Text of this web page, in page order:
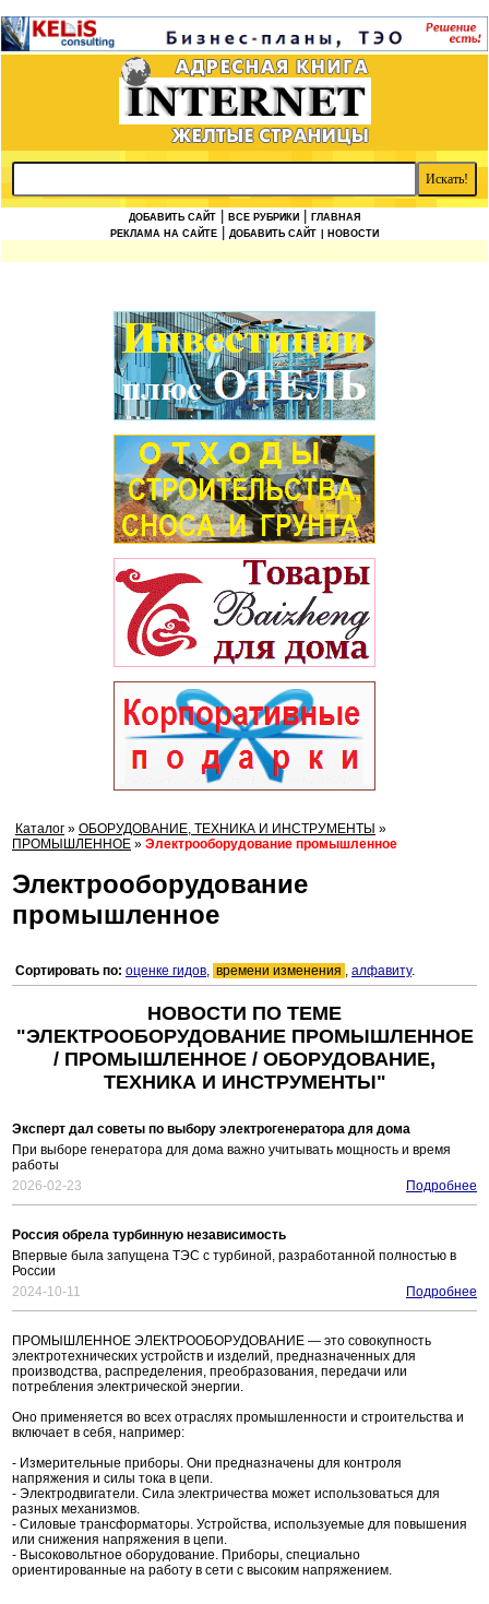
ДОБАВИТЬ САЙТ ВСЕ РУБРИКИ
ГЛАВНАЯ
РЕКЛАМА НА САЙТЕ
ДОБАВИТЬ САЙТ | НОВОСТИ
Каталог » ОБОРУДОВАНИЕ, ТЕХНИКА И ИНСТРУМЕНТЫ »
ПРОМЫШЛЕННОЕ » Электрооборудование промышленное
Электрооборудование
промышленное
Сортировать по: оценке гидов, времени изменения , алфавиту.
НОВОСТИ ПО ТЕМЕ
"ЭЛЕКТРООБОРУДОВАНИЕ ПРОМЫШЛЕННОЕ
/ ПРОМЫШЛЕННОЕ / ОБОРУДОВАНИЕ,
ТЕХНИКА И ИНСТРУМЕНТЫ"
Эксперт дал советы по выбору электрогенератора для дома
При выборе генератора для дома важно учитывать мощность и время
работы
2026-02-23
Подробнее
Россия обрела турбинную независимость
Впервые была запущена ТЭС с турбиной, разработанной полностью в
России
2024-10-11
Подробнее
ПРОМЫШЛЕННОЕ ЭЛЕКТРООБОРУДОВАНИЕ — это совокупность
электротехнических устройств и изделий, предназначенных для
производства, распределения, преобразования, передачи или
потребления электрической энергии.
Оно применяется во всех отраслях промышленности и строительства и
включает в себя, например:
- Измерительные приборы. Они предназначены для контроля
напряжения и силы тока в цепи.
- Электродвигатели. Сила электричества может использоваться для
разных механизмов.
- Силовые трансформаторы. Устройства, используемые для повышения
или снижения напряжения в цепи.
- Высоковольтное оборудование. Приборы, специально
ориентированные на работу в сети с высоким напряжением.